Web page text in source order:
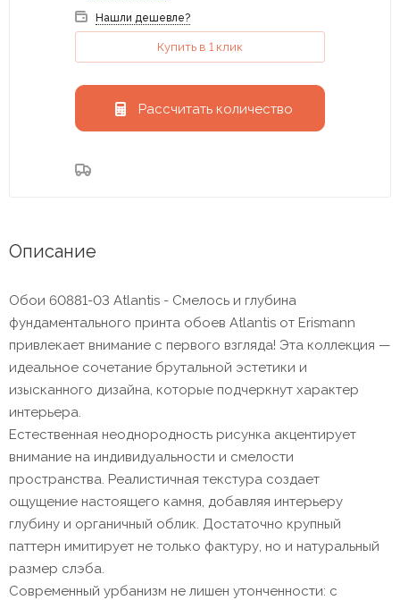
Нашли дешевле?
Купить в 1 клик
Рассчитать количество
Описание
Обои 60881-03 Atlantis - Смелось и глубина
фундаментального принта обоев Atlantis от Erismann
привлекает внимание с первого взгляда! Эта коллекция —
идеальное сочетание брутальной эстетики и
изысканного дизайна, которые подчеркнут характер
интерьера.
Естественная неоднородность рисунка акцентирует
внимание на индивидуальности и смелости
пространства. Реалистичная текстура создает
ощущение настоящего камня, добавляя интерьеру
глубину и органичный облик. Достаточно крупный
паттерн имитирует не только фактуру, но и натуральный
размер слэба.
Современный урбанизм не лишен утонченности: с